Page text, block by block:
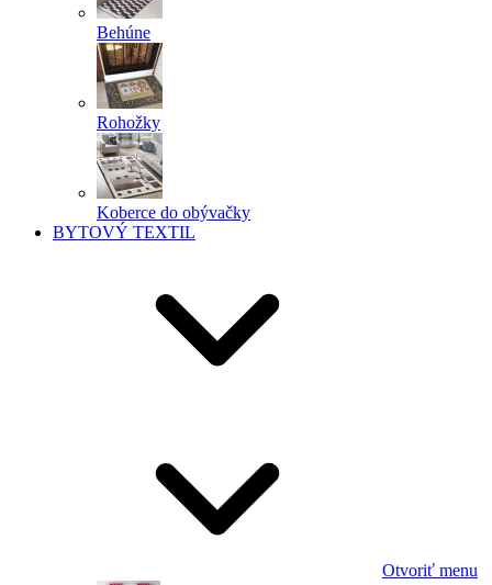
Behúne
Rohožky
Koberce do obývačky
BYTOVÝ TEXTIL
Otvoriť menu